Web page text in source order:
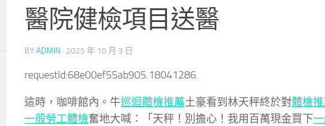
醫院健檢項目送醫
BY ADMIN · 2025 年 10 月 3 日
requestId:68e00ef55ab905.18041286.
這時，咖啡館內。牛巡迴體檢推薦土豪看到林天秤終於對體檢
一般勞工體檢奮地大喊：「天秤！別擔心！我用百萬現金買下